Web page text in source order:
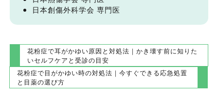
日本創傷外科学会 専門医
稿
ナ
花粉症で耳がかゆい原因と対処法｜かき壊す前に知りた
いセルフケアと受診の目安
花粉症で目がかゆい時の対処法｜今すぐできる応急処置
と目薬の選び方